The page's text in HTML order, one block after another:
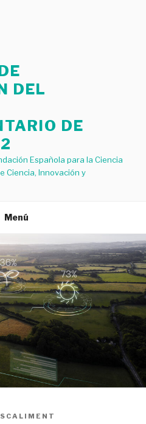
DEL
DE
Española para la Ciencia
Ciencia, Innovación y
Menú